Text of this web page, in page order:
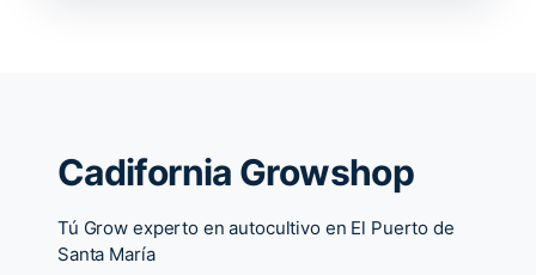
Cadifornia Growshop
Tú Grow experto en autocultivo en El Puerto de
Santa María